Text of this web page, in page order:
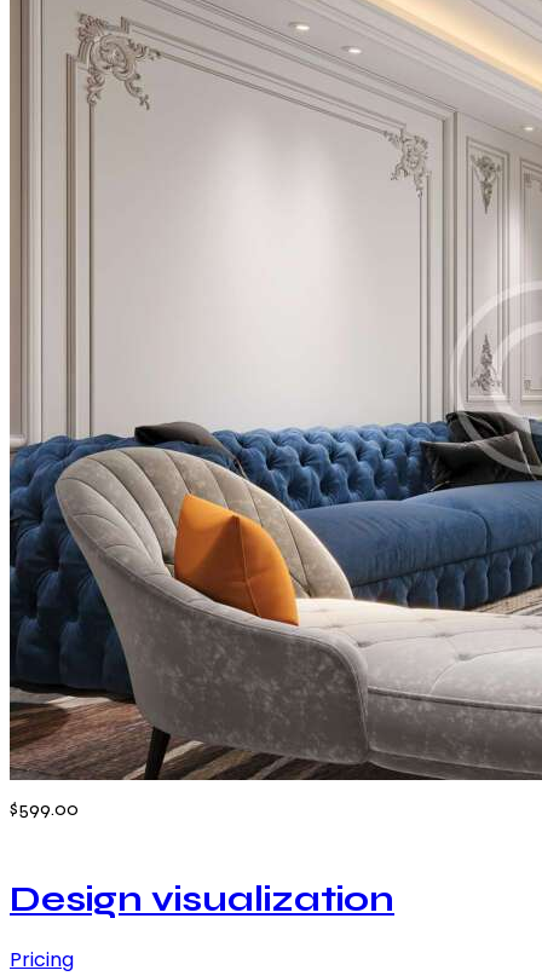
$599.00
Design visualization
Pricing